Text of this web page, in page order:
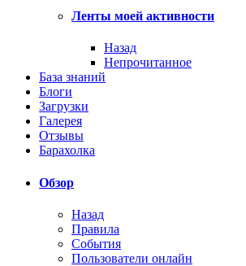
Ленты моей активности
Назад
Непрочитанное
База знаний
Блоги
Загрузки
Галерея
Отзывы
Барахолка
Обзор
Назад
Правила
События
Пользователи онлайн